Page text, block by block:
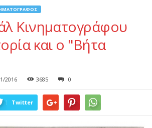
Κινηματογράφου
και ο "Βήτα
2016 3685 0
Twitter